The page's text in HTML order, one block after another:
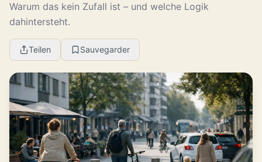
Warum das kein Zufall ist – und welche Logik
dahintersteht.
Teilen Sauvegarder